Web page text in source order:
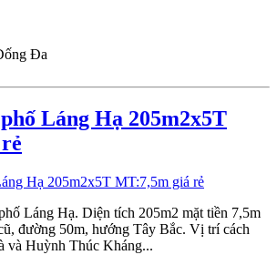
Đa
Láng Hạ 205m2x5T
Láng Hạ. Diện tích 205m2 mặt tiền 7,5m
đường 50m, hướng Tây Bắc. Vị trí cách
và Huỳnh Thúc Kháng...